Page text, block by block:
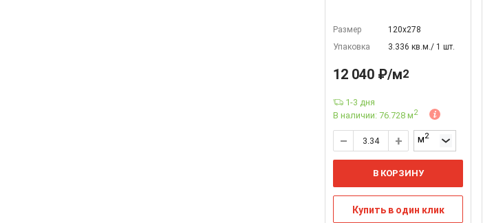
Размер
120х278
Упаковка
3.336 кв.м./ 1 шт.
12 040 ₽/м2
1-3 дня
В наличии: 76.728 м2
м2
В КОРЗИНУ
Купить в один клик